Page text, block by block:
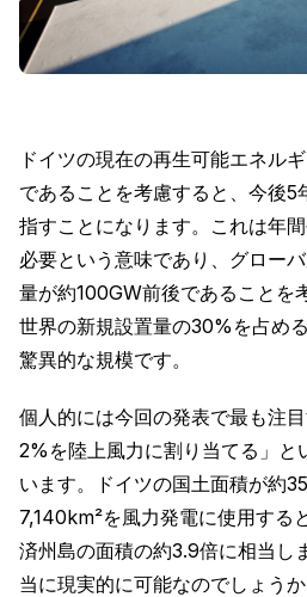
ドイツの現在の再生可能エネル
であることを考慮すると、今後5
指すことになります。これは年
必要という意味であり、グロー
量が約100GW前後であることを
世界の新規設置量の30%を占め
驚異的な規模です。
個人的には今回の発表で最も注
2%を陸上風力に割り当てる」と
います。ドイツの国土面積が約
7,140km²を風力発電に使用する
済州島の面積の約3.9倍に相当し
当に現実的に可能なのでしょうか